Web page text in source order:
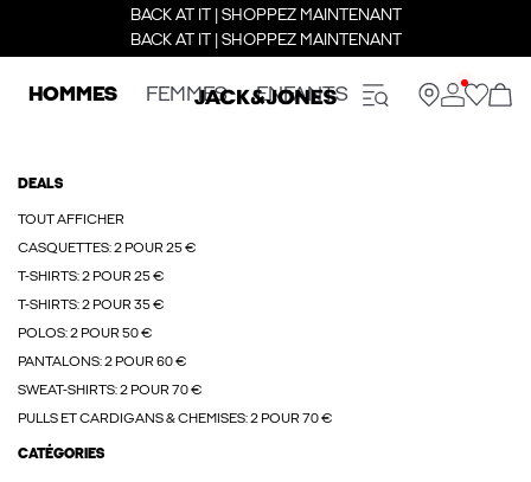
BACK AT IT | SHOPPEZ MAINTENANT
BACK AT IT | SHOPPEZ MAINTENANT
HOMMES FEMMES ENFANTS
DEALS
TOUT AFFICHER
CASQUETTES: 2 POUR 25 €
T-SHIRTS: 2 POUR 25 €
T-SHIRTS: 2 POUR 35 €
POLOS: 2 POUR 50 €
PANTALONS: 2 POUR 60 €
SWEAT-SHIRTS: 2 POUR 70 €
PULLS ET CARDIGANS & CHEMISES: 2 POUR 70 €
CATÉGORIES